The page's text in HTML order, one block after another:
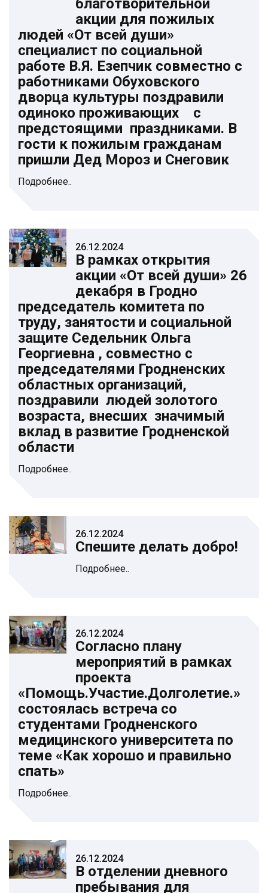
благотворительной
акции для пожилых
людей «От всей души»
специалист по социальной
работе В.Я. Езепчик совместно с
работниками Обуховского
дворца культуры поздравили
одиноко проживающих с
предстоящими праздниками. В
гости к пожилым гражданам
пришли Дед Мороз и Снеговик
Подробнее..
26.12.2024
В рамках открытия
акции «От всей души» 26
декабря в Гродно
председатель комитета по
труду, занятости и социальной
защите Седельник Ольга
Георгиевна , совместно с
председателями Гродненских
областных организаций,
поздравили людей золотого
возраста, внесших значимый
вклад в развитие Гродненской
области
Подробнее..
26.12.2024
Спешите делать добро!
Подробнее..
26.12.2024
Согласно плану
мероприятий в рамках
проекта
«Помощь.Участие.Долголетие.»
состоялась встреча со
студентами Гродненского
медицинского университета по
теме «Как хорошо и правильно
спать»
Подробнее..
26.12.2024
В отделении дневного
пребывания для